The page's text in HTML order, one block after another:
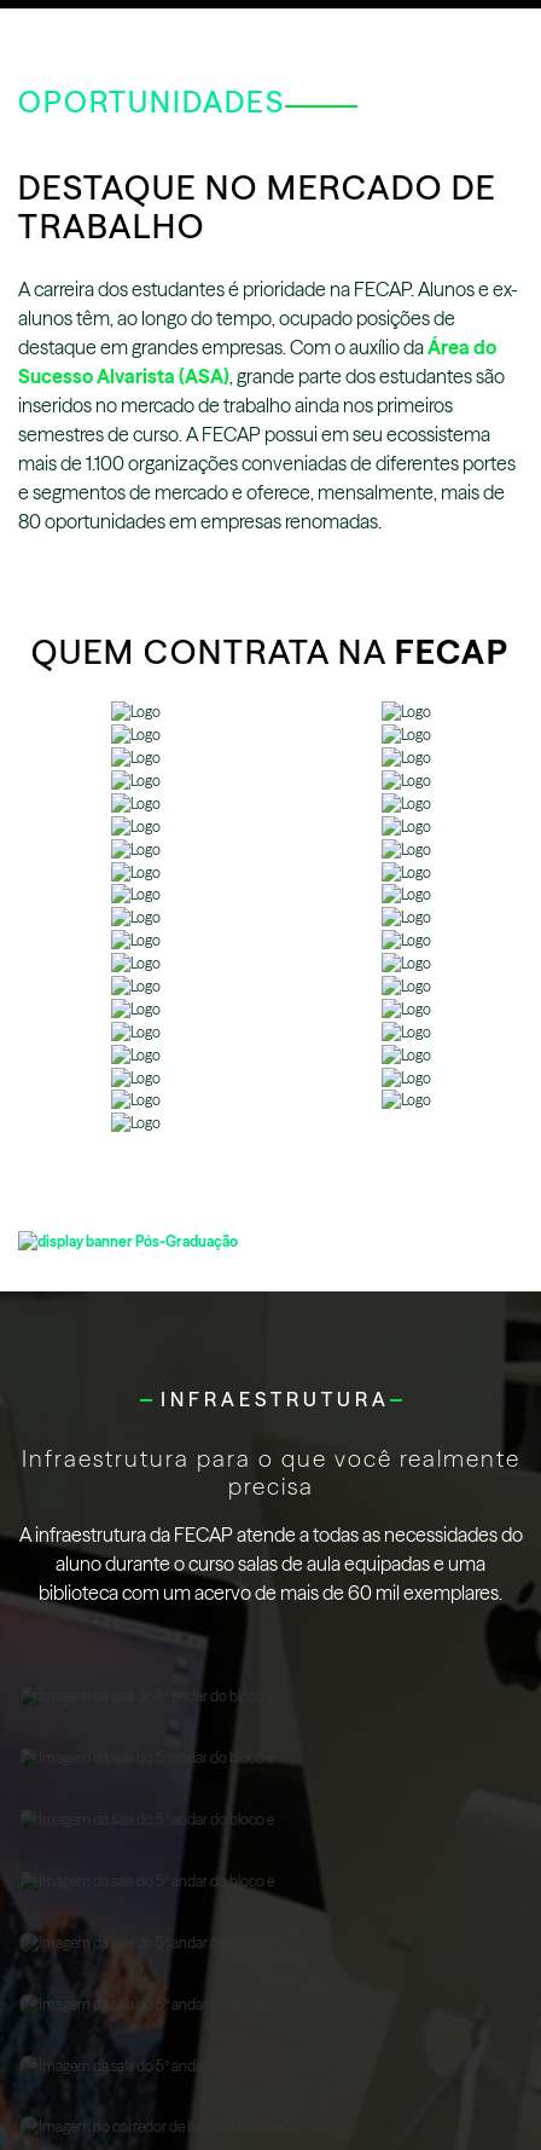
OPORTUNIDADES
DESTAQUE NO MERCADO DE
TRABALHO
A carreira dos estudantes é prioridade na FECAP. Alunos e ex-
alunos têm, ao longo do tempo, ocupado posições de
destaque em grandes empresas. Com o auxílio daÁrea do
Sucesso Alvarista (ASA), grande parte dos estudantes são
inseridos no mercado de trabalho ainda nos primeiros
semestres de curso. A FECAP possui em seu ecossistema
mais de 1.100 organizações conveniadas de diferentes portes
e segmentos de mercado e oferece, mensalmente, mais de
80 oportunidades em empresas renomadas.
QUEM CONTRATA NA FECAP
INFRAESTRUTURA
Infraestrutura para o que você realmente
precisa
A infraestrutura da FECAP atende a todas as necessidades do
aluno durante o curso salas de aula equipadas e uma
biblioteca com um acervo de mais de 60 mil exemplares.